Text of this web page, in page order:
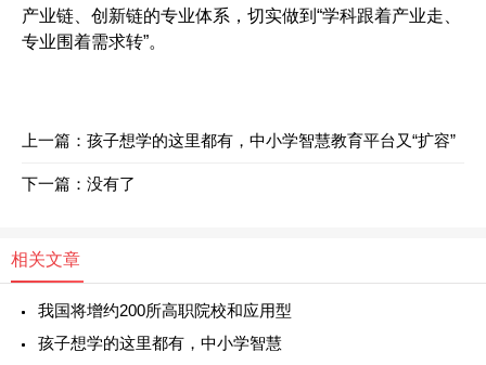
产业链、创新链的专业体系，切实做到“学科跟着产业走、
专业围着需求转”。
上一篇： 孩子想学的这里都有，中小学智慧教育平台又“扩容”
下一篇：没有了
相关文章
我国将增约200所高职院校和应用型
孩子想学的这里都有，中小学智慧